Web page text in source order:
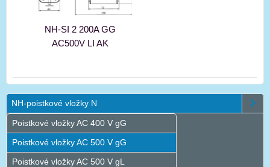
NH-SI 2 200A GG
AC500V LI AK
NH-poistkové vložky N
Poistkové vložky AC 400 V gG
Poistkové vložky AC 500 V gG
Poistkové vložky AC 500 V gL